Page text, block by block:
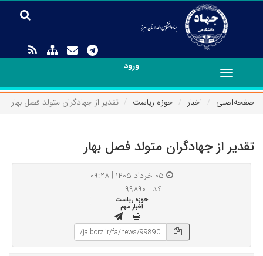
ورود
Toggle
navigation
صفحه‌اصلی
اخبار حوزه ریاست تقدیر از جهادگران متولد فصل بهار
تقدیر از جهادگران متولد فصل بهار
کد : ۹۹۸۹۰
حوزه ریاست
اخبار مهم